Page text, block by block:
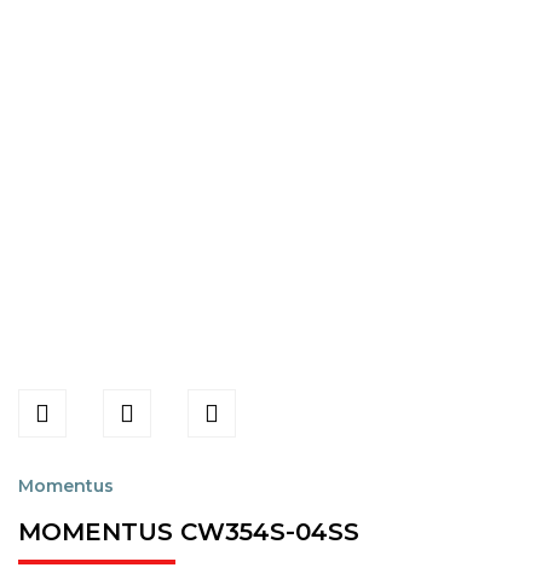
Momentus
MOMENTUS CW354S-04SS